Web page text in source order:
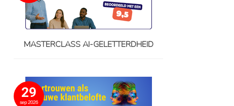
MASTERCLASS AI-GELETTERDHEID
29
sep 2026